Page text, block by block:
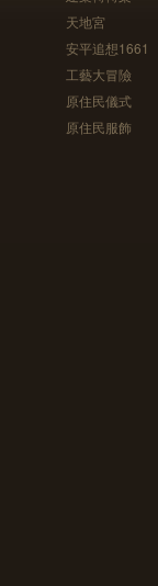
天地宮
安平追想1661
工藝大冒險
原住民儀式
原住民服飾